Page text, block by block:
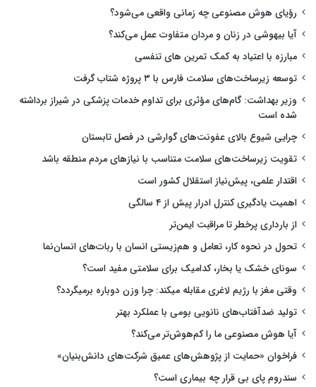
رؤیای هوش مصنوعی چه زمانی واقعی می‌شود؟
آیا بیهوشی در زنان و مردان متفاوت عمل می‌کند؟
مبارزه با اعتیاد به کمک تمرین های تنفسی
توسعه زیرساخت‌های سلامت فارس با ۳ پروژه شتاب گرفت
وزیر بهداشت: گام‌های مؤثری برای تداوم خدمات پزشکی در شیراز برداشته
شده است
چرایی شیوع بالای عفونت‌های گوارشی در فصل تابستان
تقویت زیرساخت‌های سلامت متناسب با نیازهای مردم منطقه باشد
اقتدار علمی، پیش‌نیاز استقلال کشور است
اهمیت یادگیری کنترل ادرار پیش از ۴ سالگی
از بارداری پرخطر تا مراقبت ایمن‌تر
تحول در نحوه کار، تعامل و هم‌زیستی انسان با ربات‌های انسان‌نما
سونای خشک یا بخار، کدامیک برای سلامتی مفید است؟
وقتی مغز با رژیم لاغری مقابله میکند: چرا وزن دوباره برمیگردد؟
تولید ضدآفتاب‌های نانویی بومی با عملکرد بهتر
آیا هوش مصنوعی ما را کم‌هوش‌تر می‌کند؟
فراخوان «حمایت از پژوهش‌های عمیق شرکت‌های دانش‌بنیان»
سندروم پای بی قرار چه بیماری است؟